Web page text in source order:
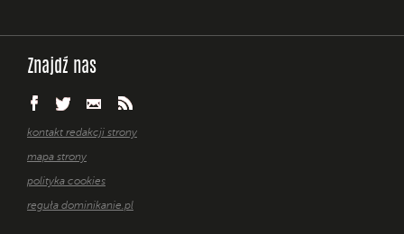
Znajdź nas
kontakt redakcji strony
mapa strony
polityka cookies
reguła dominikanie.pl